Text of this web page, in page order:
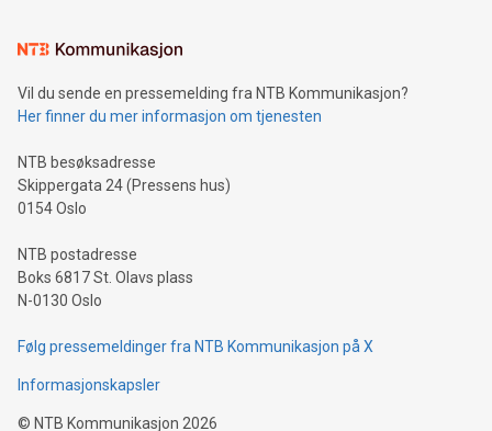
Vil du sende en pressemelding fra NTB Kommunikasjon?
Her finner du mer informasjon om tjenesten
NTB besøksadresse
Skippergata 24 (Pressens hus)
0154 Oslo
NTB postadresse
Boks 6817 St. Olavs plass
N-0130 Oslo
Følg pressemeldinger fra NTB Kommunikasjon på X
Informasjonskapsler
© NTB Kommunikasjon 2026